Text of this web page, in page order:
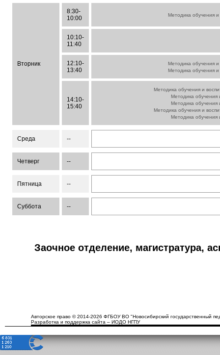
Вторник
8:30-
10:00
Методика обучения
10:10-
11:40
12:10-
13:40
Методика обучения
Методика обучения
14:10-
15:40
Методика обучения и
Методика обучения
Методика обучения
Методика обучения и
Методика обучения
Среда --
Четверг --
Пятница --
Суббота --
Заочное отделение, магистратура,
Авторское право © 2014-2026 ФГБОУ ВО "Новосибирский государственный
Разработка и поддержка сайта – ИОДО НГПУ